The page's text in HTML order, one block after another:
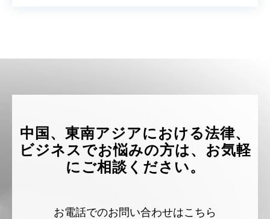
中国、東南アジアにおける法律、
ビジネスでお悩みの方は、お気軽
にご相談ください。
お電話でのお問い合わせはこちら